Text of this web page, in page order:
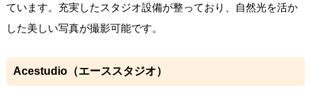
ています。充実したスタジオ設備が整っており、自然光を活か
した美しい写真が撮影可能です。
Acestudio（エーススタジオ）